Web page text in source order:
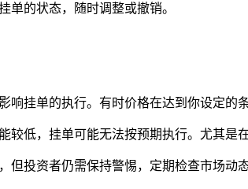
单的状态，随时调整或撤销。
响挂单的执行。有时价格在达到你设定的
较低，挂单可能无法按预期执行。尤其是
但投资者仍需保持警惕，定期检查市场动